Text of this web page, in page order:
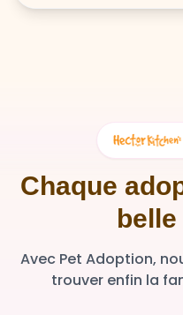
Chaque
Avec Pet Adoption,
trouver enfin la